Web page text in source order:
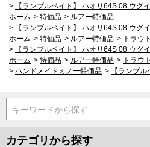
>
【ランブルベイト】 ハオリ64S 08 ウグイ
ホーム > 特価品 > ルアー特価品
>
【ランブルベイト】 ハオリ64S 08 ウグイ
ホーム > 特価品 > ルアー特価品 > トラウ
>
【ランブルベイト】 ハオリ64S 08 ウグイ
ホーム > 特価品 > ルアー特価品 > トラウ
> ハンドメイドミノー特価品 > 【ランブ
キーワードから探す
カテゴリから探す